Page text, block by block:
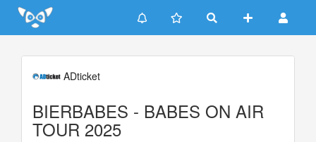
Update cookies preferences
ADticket
BIERBABES - BABES ON AIR
TOUR 2025